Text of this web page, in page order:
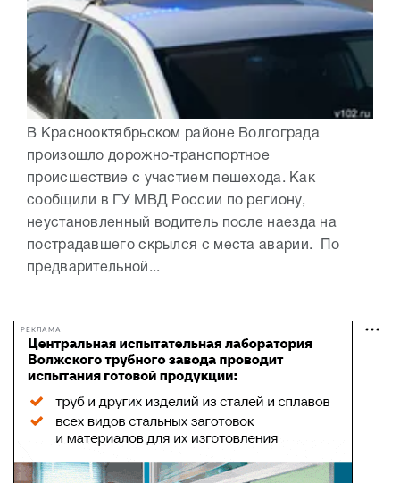
В Краснооктябрьском районе Волгограда
произошло дорожно-транспортное
происшествие с участием пешехода. Как
сообщили в ГУ МВД России по региону,
неустановленный водитель после наезда на
пострадавшего скрылся с места аварии. По
предварительной...
РЕКЛАМА